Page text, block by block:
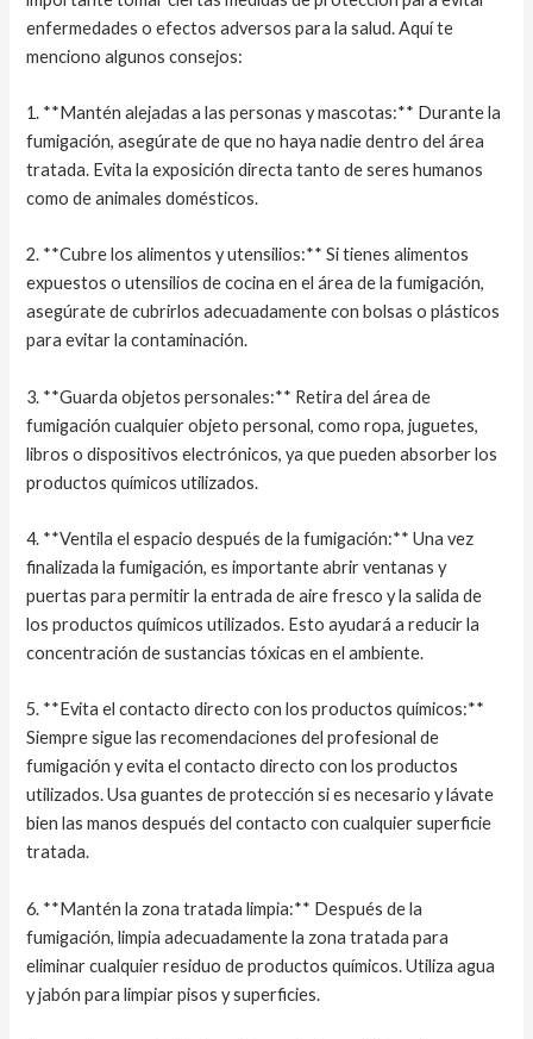
enfermedades o efectos adversos para la salud. Aquí te
menciono algunos consejos:
1. **Mantén alejadas a las personas y mascotas:** Durante la
fumigación, asegúrate de que no haya nadie dentro del área
tratada. Evita la exposición directa tanto de seres humanos
como de animales domésticos.
2. **Cubre los alimentos y utensilios:** Si tienes alimentos
expuestos o utensilios de cocina en el área de la fumigación,
asegúrate de cubrirlos adecuadamente con bolsas o plásticos
para evitar la contaminación.
3. **Guarda objetos personales:** Retira del área de
fumigación cualquier objeto personal, como ropa, juguetes,
libros o dispositivos electrónicos, ya que pueden absorber los
productos químicos utilizados.
4. **Ventila el espacio después de la fumigación:** Una vez
finalizada la fumigación, es importante abrir ventanas y
puertas para permitir la entrada de aire fresco y la salida de
los productos químicos utilizados. Esto ayudará a reducir la
concentración de sustancias tóxicas en el ambiente.
5. **Evita el contacto directo con los productos químicos:**
Siempre sigue las recomendaciones del profesional de
fumigación y evita el contacto directo con los productos
utilizados. Usa guantes de protección si es necesario y lávate
bien las manos después del contacto con cualquier superficie
tratada.
6. **Mantén la zona tratada limpia:** Después de la
fumigación, limpia adecuadamente la zona tratada para
eliminar cualquier residuo de productos químicos. Utiliza agua
y jabón para limpiar pisos y superficies.